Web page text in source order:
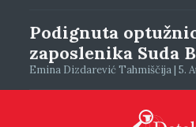
Podignuta
zaposlenika Suda
Emina Dizdarević Tahmiščija | 5.